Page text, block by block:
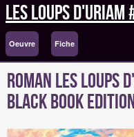
Les Loups d'Uriam
Oeuvre Fiche
Roman Les
Black Book